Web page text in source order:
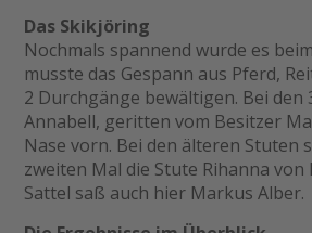
Das Skikjöring
Nochmals spannend wurde es
musste das Gespann aus Pferd,
2 Durchgänge bewältigen. Bei
Annabell, geritten vom Besitzer
Nase vorn. Bei den älteren Stuten
zweiten Mal die Stute Rihanna von
Sattel saß auch hier Markus Alber.